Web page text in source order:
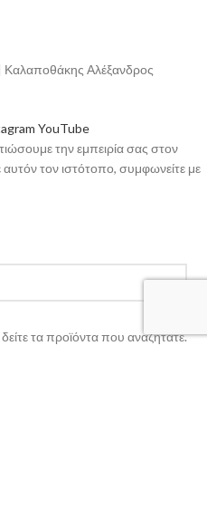
Αλέξανδρος
YouTube
την εμπειρία σας στον
τον ιστότοπο, συμφωνείτε με
τα προϊόντα που αναζητάτε.